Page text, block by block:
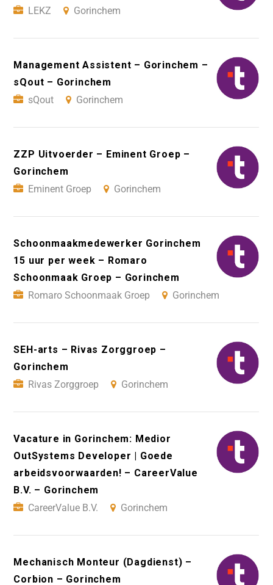
LEKZ
Gorinchem
Management Assistent – Gorinchem –
sQout – Gorinchem
sQout
Gorinchem
ZZP Uitvoerder – Eminent Groep –
Gorinchem
Eminent Groep
Gorinchem
Schoonmaakmedewerker Gorinchem
15 uur per week – Romaro
Schoonmaak Groep – Gorinchem
Romaro Schoonmaak Groep
Gorinchem
SEH-arts – Rivas Zorggroep –
Gorinchem
Rivas Zorggroep
Gorinchem
Vacature in Gorinchem: Medior
OutSystems Developer | Goede
arbeidsvoorwaarden! – CareerValue
B.V. – Gorinchem
CareerValue B.V.
Gorinchem
Mechanisch Monteur (Dagdienst) –
Corbion – Gorinchem